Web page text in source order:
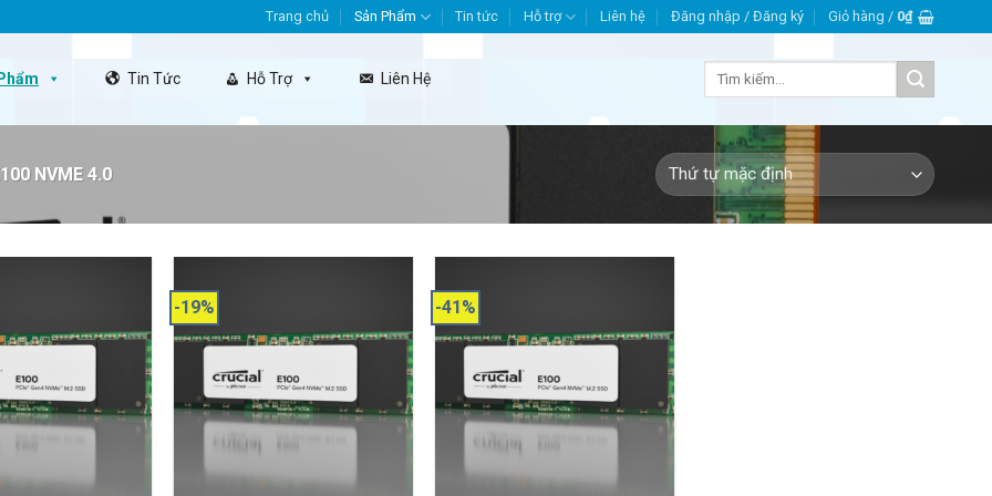
Trang chủ Sản Phẩm Tin tức Hỗ trợ Liên hệ Đăng nhập / Đăng ký Giỏ hàng / 0₫
Tin Tức Hỗ Trợ Liên Hệ
Tìm
NVME 4.0
-19% -41%